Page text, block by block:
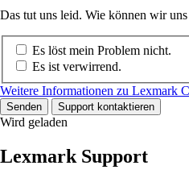
Das tut uns leid. Wie können wir uns
Es löst mein Problem nicht.
Es ist verwirrend.
Weitere Informationen zu Lexmark
Senden Support kontaktieren
Wird geladen
Lexmark Support